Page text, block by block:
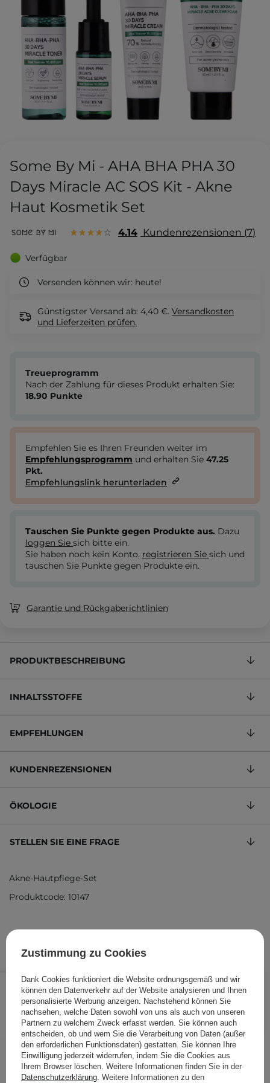
Some By Mi - AHA BHA PHA 30
Days Miracle AC SOS Kit - Akne
Haut Kosmetik Set
4.14 Kundenrezensionen 7
Verfügbar
Versenden können wir: heute!
Günstigster Versand ab: 4,40 €. Versandkosten
und Lieferzeiten prüfen.
18,90 € /Stk.
IN DEN WARENKORB
Treueprogramm
Nach der Zahlung für dieses Produkt erhalten Sie:
18.90 Punkte
Empfehlen Sie es Ihren Freunden weiter im
Empfehlungsprogramm und erhalten Sie 47.25
Pkt.
Empfehlungslink herunterladen
Tauschen Sie Punkte gegen Produkte aus. Dazu
loggen Sie sich bitte ein.
Sie haben noch kein Konto, registrieren Sie sich und
tauschen Sie Punkte gegen Produkte ein.
Garantie und Rückgaberichtlinien
PRODUKTBESCHREIBUNG
INHALTSSTOFFE
EMPFEHLUNGEN
KUNDENREZENSIONEN
ÖKOLOGIE
STELLEN SIE EINE FRAGE
Akne-Hautpflege-Set
Produktcode: 10147
Folgende Produkte wurden von
anderen Kunden geprüft
Zustimmung zu Cookies
Dank Cookies funktioniert die Website ordnungsgemäß und wir
können den Datenverkehr auf der Website analysieren und Ihnen
personalisierte Werbung anzeigen. Nachstehend können Sie
nachsehen, welche Daten sowohl von uns als auch von unseren
Partnern zu welchem Zweck erfasst werden. Sie können auch
entscheiden, ob und wem Sie die Verarbeitung von Daten (außer
den erforderlichen Funktionsdaten) gestatten. Sie können Ihre
Einwilligung jederzeit widerrufen, indem Sie die Cookies aus
Ihrem Browser löschen. Weitere Informationen finden Sie in der
Datenschutzerklärung . Weitere Informationen zu den